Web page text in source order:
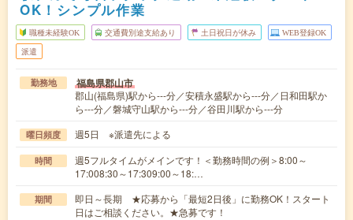
OK！シンプル作業
職種未経験OK 交通費別途支給あり 土日祝日が休み WEB登録OK
派遣
勤務地 福島県郡山市
郡山(福島県)駅から---分／安積永盛駅から---分／日和田駅か
ら---分／磐城守山駅から---分／谷田川駅から---分
曜日頻度 週5日 ※派遣先による
時間
週5フルタイムがメインです！＜勤務時間の例＞8:00～
17:008:30～17:309:00～18:…
期間
即日～長期 ★応募から「最短2日後」に勤務OK！スタート
日はご相談ください。★急募です！